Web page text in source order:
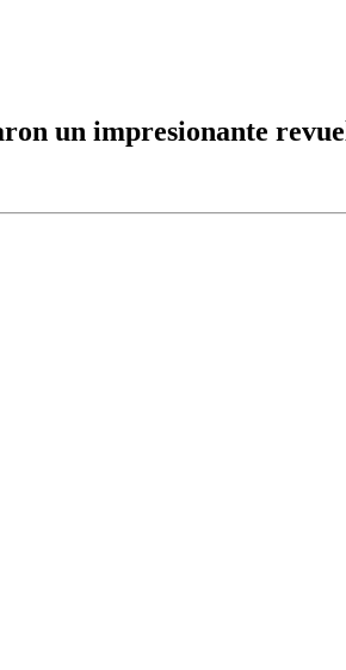
un impresionante